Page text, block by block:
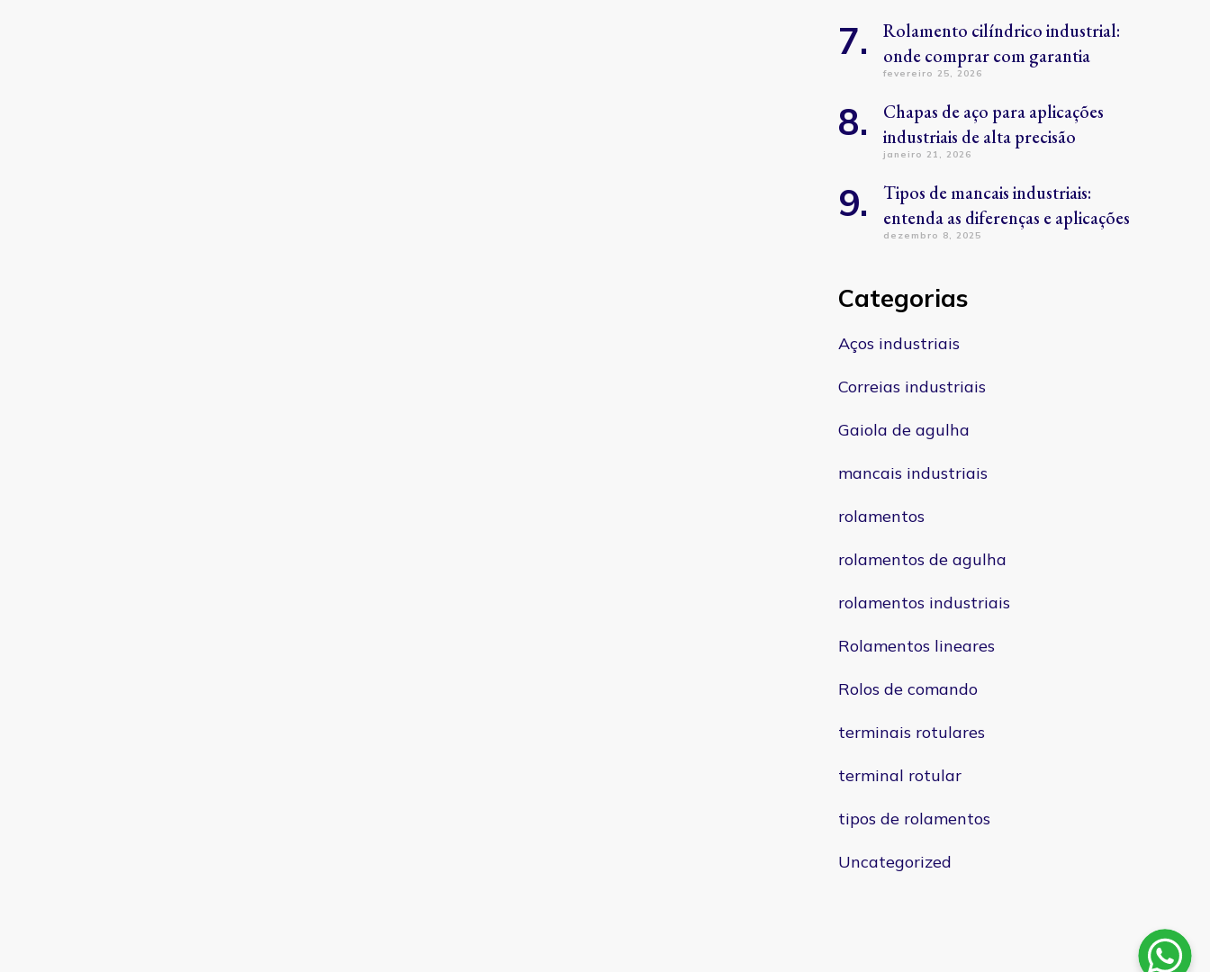
Rolamento cilíndrico industrial:
onde comprar com garantia
fevereiro 25, 2026
Chapas de aço para aplicações
industriais de alta precisão
janeiro 21, 2026
Tipos de mancais industriais:
entenda as diferenças e aplicações
dezembro 8, 2025
Categorias
Aços industriais
Correias industriais
Gaiola de agulha
mancais industriais
rolamentos
rolamentos de agulha
rolamentos industriais
Rolamentos lineares
Rolos de comando
terminais rotulares
terminal rotular
tipos de rolamentos
Uncategorized